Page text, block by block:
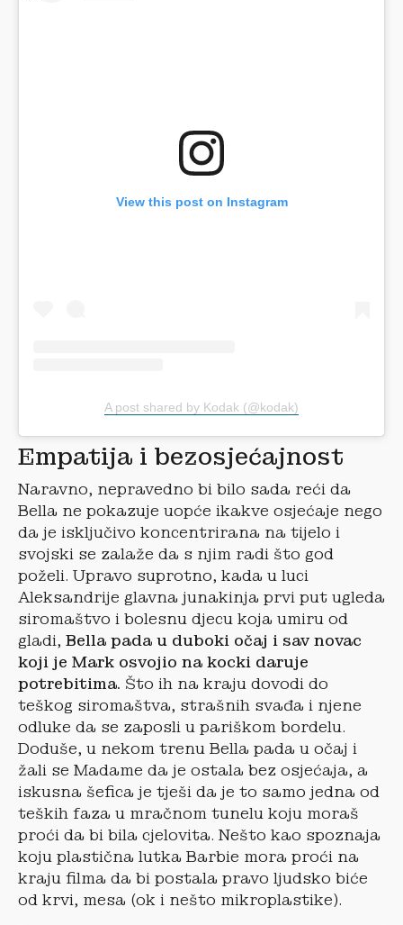
View this post on Instagram
A post shared by Kodak (@kodak)
Empatija i bezosjećajnost
Naravno, nepravedno bi bilo sada reći da
Bella ne pokazuje uopće ikakve osjećaje nego
da je isključivo koncentrirana na tijelo i
svojski se zalaže da s njim radi što god
poželi. Upravo suprotno, kada u luci
Aleksandrije glavna junakinja prvi put ugleda
siromaštvo i bolesnu djecu koja umiru od
gladi, Bella pada u duboki očaj i sav novac
koji je Mark osvojio na kocki daruje
potrebitima. Što ih na kraju dovodi do
teškog siromaštva, strašnih svađa i njene
odluke da se zaposli u pariškom bordelu.
Doduše, u nekom trenu Bella pada u očaj i
žali se Madame da je ostala bez osjećaja, a
iskusna šefica je tješi da je to samo jedna od
teških faza u mračnom tunelu koju moraš
proći da bi bila cjelovita. Nešto kao spoznaja
koju plastična lutka Barbie mora proći na
kraju filma da bi postala pravo ljudsko biće
od krvi, mesa (ok i nešto mikroplastike).